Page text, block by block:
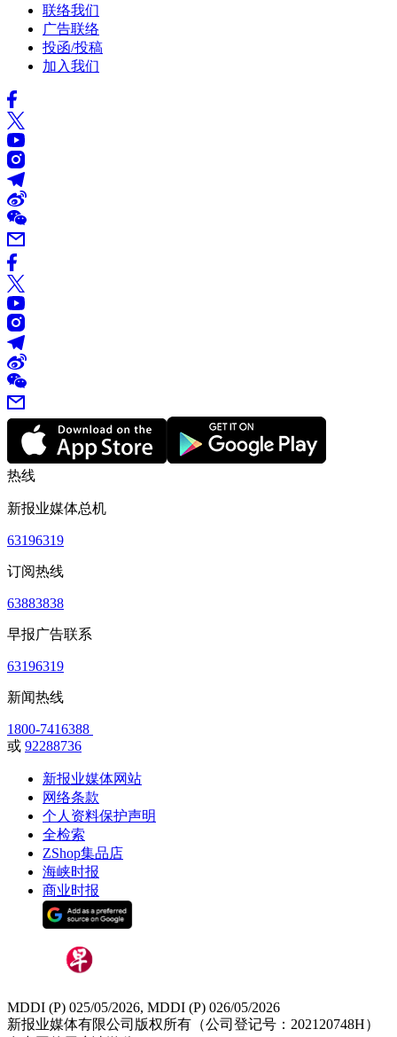
联络我们
广告联络
投函/投稿
加入我们
热线
新报业媒体总机
63196319
订阅热线
63883838
早报广告联系
63196319
新闻热线
1800-7416388
或 92288736
新报业媒体网站
网络条款
个人资料保护声明
全检索
ZShop集品店
海峡时报
商业时报
MDDI (P) 025/05/2026, MDDI (P) 026/05/2026
新报业媒体有限公司版权所有（公司登记号：202120748H）